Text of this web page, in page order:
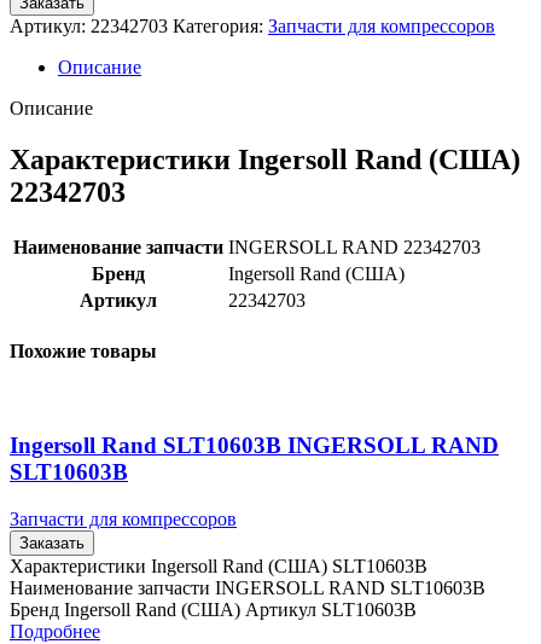
Артикул: 22342703 Категория: Запчасти для компрессоров
Описание
Описание
Характеристики Ingersoll Rand (США)
22342703
Наименование запчасти INGERSOLL RAND 22342703
Бренд
Ingersoll Rand (США)
Артикул
22342703
Похожие товары
Ingersoll Rand SLT10603B INGERSOLL RAND
SLT10603B
Запчасти для компрессоров
Заказать
Характеристики Ingersoll Rand (США) SLT10603B
Наименование запчасти INGERSOLL RAND SLT10603B
Бренд Ingersoll Rand (США) Артикул SLT10603B
Подробнее